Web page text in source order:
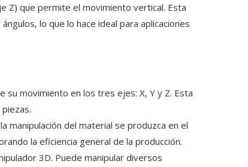
Z) que permite el movimiento vertical. Esta
lo que lo hace ideal para aplicaciones
su movimiento en los tres ejes: X, Y y Z. Esta
manipulación del material se produzca en el
la eficiencia general de la producción.
3D. Puede manipular diversos